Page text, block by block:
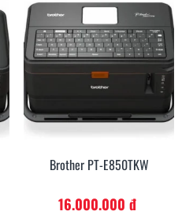
Brother PT-E850TKW
16.000.000 đ